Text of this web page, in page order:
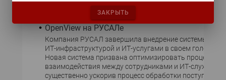
Заказчиком системы является Федеральный центр
информатизации при ЦИК России, а головным
OpenView на РУСАЛе
Компания РУСАЛ завершила внедрение системы
ИТ-инфраструктурой и ИТ-услугами в своем головном
Новая система призвана оптимизировать процесс
взаимодействия между сотрудниками и ИТ-службой,
существенно ускорив процесс обработки
ЗАКРЫТЬ